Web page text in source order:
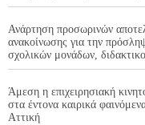
Ανάρτηση προσωρινών
ανακοίνωσης για την
σχολικών μονάδων,
Άμεση η επιχειρησιακή
στα έντονα καιρικά
Αττική